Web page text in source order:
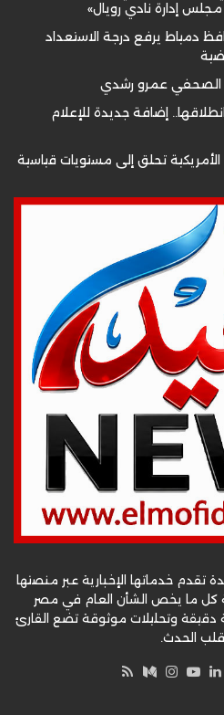
إدارة نادي رويال»
دمياط يرفع درجة الاستعداد
الصحفي عمرو رشدي
إضافة جديدة للإعلام
الأمريكية تحلق إلى مستويات قياسية
تقدم خدماتها الإخبارية عبر منصتها
كل ما يخص الشأن العام في مصر
دقيقة وتحليلات موثوقة تضع القارئ
الحدث.
بينتيريست
لينكدإن‫YouTube
انستقرام
وسط